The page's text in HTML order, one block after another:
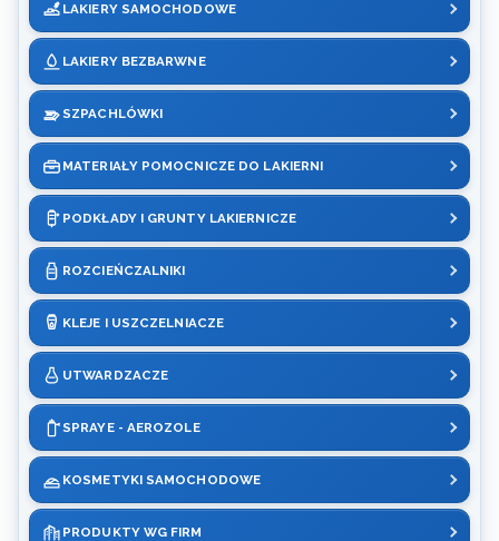
LAKIERY SAMOCHODOWE
LAKIERY BEZBARWNE
SZPACHLÓWKI
MATERIAŁY POMOCNICZE DO LAKIERNI
PODKŁADY I GRUNTY LAKIERNICZE
ROZCIEŃCZALNIKI
KLEJE I USZCZELNIACZE
UTWARDZACZE
SPRAYE - AEROZOLE
KOSMETYKI SAMOCHODOWE
PRODUKTY WG FIRM